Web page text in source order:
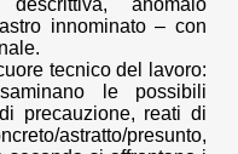
descrittiva, anomalo
innominato – con
tecnico del lavoro:
le possibili
precauzione, reati di
astratto/presunto,